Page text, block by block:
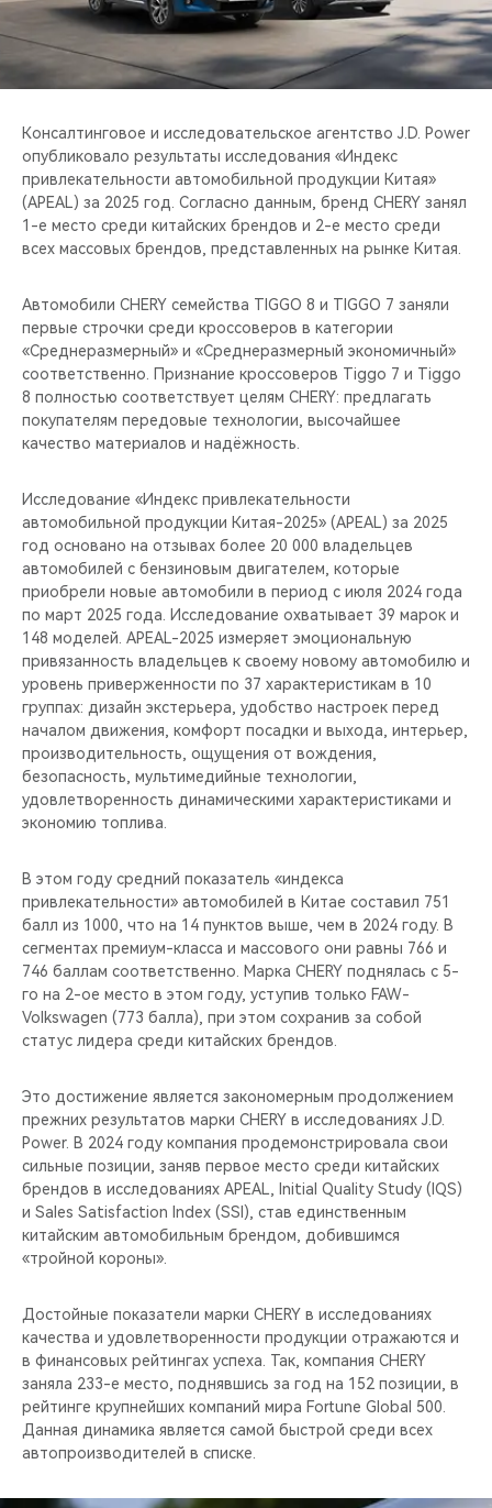
CHERY CONNECT
Консалтинговое и исследовательское агентство J.D. Power
опубликовало результаты исследования «Индекс
привлекательности автомобильной продукции Китая»
(APEAL) за 2025 год. Согласно данным, бренд CHERY занял
1-е место среди китайских брендов и 2-е место среди
всех массовых брендов, представленных на рынке Китая.
Автомобили CHERY семейства TIGGO 8 и TIGGO 7 заняли
первые строчки среди кроссоверов в категории
«Среднеразмерный» и «Среднеразмерный экономичный»
соответственно. Признание кроссоверов Tiggo 7 и Tiggo
8 полностью соответствует целям CHERY: предлагать
покупателям передовые технологии, высочайшее
качество материалов и надёжность.
Исследование «Индекс привлекательности
автомобильной продукции Китая-2025» (APEAL) за 2025
год основано на отзывах более 20 000 владельцев
автомобилей с бензиновым двигателем, которые
приобрели новые автомобили в период с июля 2024 года
по март 2025 года. Исследование охватывает 39 марок и
148 моделей. APEAL-2025 измеряет эмоциональную
привязанность владельцев к своему новому автомобилю и
уровень приверженности по 37 характеристикам в 10
группах: дизайн экстерьера, удобство настроек перед
началом движения, комфорт посадки и выхода, интерьер,
производительность, ощущения от вождения,
безопасность, мультимедийные технологии,
удовлетворенность динамическими характеристиками и
экономию топлива.
В этом году средний показатель «индекса
привлекательности» автомобилей в Китае составил 751
балл из 1000, что на 14 пунктов выше, чем в 2024 году. В
сегментах премиум-класса и массового они равны 766 и
746 баллам соответственно. Марка CHERY поднялась с 5-
го на 2-ое место в этом году, уступив только FAW-
Volkswagen (773 балла), при этом сохранив за собой
статус лидера среди китайских брендов.
Это достижение является закономерным продолжением
прежних результатов марки CHERY в исследованиях J.D.
Power. В 2024 году компания продемонстрировала свои
сильные позиции, заняв первое место среди китайских
брендов в исследованиях APEAL, Initial Quality Study (IQS)
и Sales Satisfaction Index (SSI), став единственным
китайским автомобильным брендом, добившимся
«тройной короны».
Достойные показатели марки CHERY в исследованиях
качества и удовлетворенности продукции отражаются и
в финансовых рейтингах успеха. Так, компания CHERY
заняла 233-е место, поднявшись за год на 152 позиции, в
рейтинге крупнейших компаний мира Fortune Global 500.
Данная динамика является самой быстрой среди всех
автопроизводителей в списке.